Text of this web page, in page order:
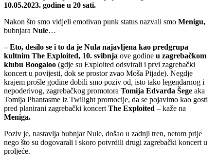
10.05.2023. godine u 20 sati.
Nakon što smo vidjeli emotivan punk status nazvali smo Menigu,
bubnjara Nule…
–Eto, desilo se i to da je Nula najavljena kao predgrupa
kultnim The Exploited, 10. svibnja ove godine u zagrebačkom
klubu Boogaloo (gdje su Exploited odsvirali i prvi zagrebački
koncert u povijesti, dok se prostor zvao Moša Pijade). Negdje
krajem prošle godine dobili smo poziv od, isto tako legendarnog i
nepoderivog, zagrebačkog promotora Tomija Edvarda Šege aka
Tomija Phantasme iz Twilight promocije, da se pojavimo kao gosti
pred planirani zagrebački koncertThe Exploited – kaže na
Meniga.
Poziv je, nastavlja bubnjar Nule, došao u zadnji tren, netom prije
nego što su dogovarali i skoro potvrdili drugi zagrebački koncert u
proljeće.